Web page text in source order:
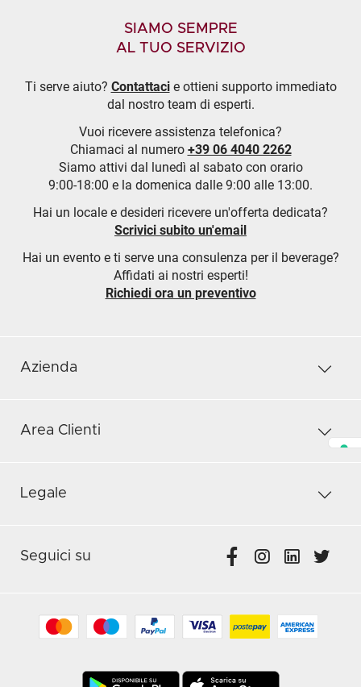
SIAMO SEMPRE
AL TUO SERVIZIO
Ti serve aiuto? Contattacie ottieni supporto immediato
dal nostro team di esperti.
Vuoi ricevere assistenza telefonica?
Chiamaci al numero +39 06 4040 2262
Siamo attivi dal lunedì al sabato con orario
9:00-18:00 e la domenica dalle 9:00 alle 13:00.
Hai un locale e desideri ricevere un'offerta dedicata?
Scrivici subito un'email
Hai un evento e ti serve una consulenza per il beverage?
Affidati ai nostri esperti!
Richiedi ora un preventivo
Azienda
Area Clienti
Legale
Seguici su